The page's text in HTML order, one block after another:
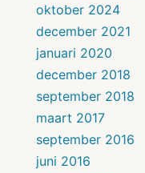
oktober 2024
december 2021
januari 2020
december 2018
september 2018
maart 2017
september 2016
juni 2016